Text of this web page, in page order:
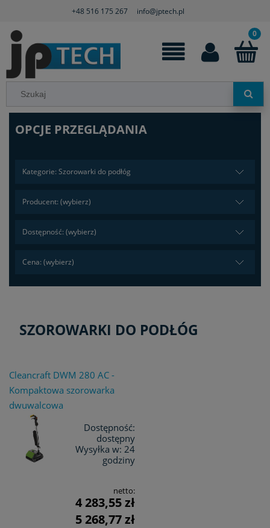
+48 516 175 267 info@jptech.pl
OPCJE PRZEGLĄDANIA
Kategorie: Szorowarki do podłóg
Producent: (wybierz)
Dostępność: (wybierz)
Cena: (wybierz)
SZOROWARKI DO PODŁÓG
Cleancraft DWM 280 AC -
Kompaktowa szorowarka
dwuwalcowa
Dostępność:
dostępny
Wysyłka w: 24
godziny
netto:
4 283,55 zł
5 268,77 zł